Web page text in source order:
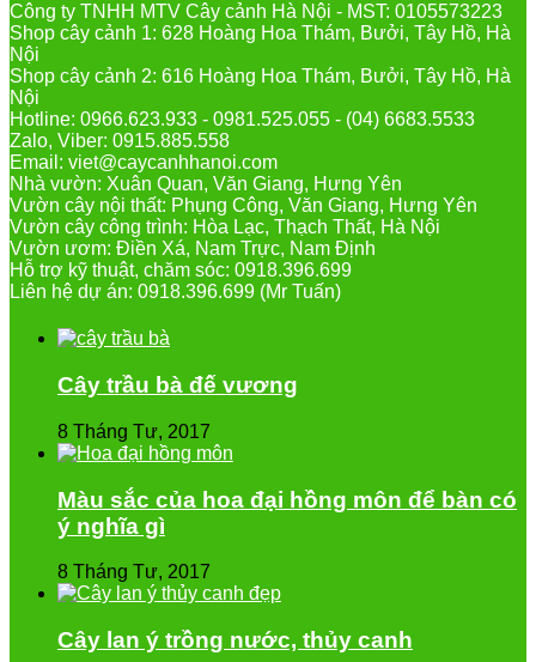
Công ty TNHH MTV Cây cảnh Hà Nội - MST: 0105573223
Shop cây cảnh 1: 628 Hoàng Hoa Thám, Bưởi, Tây Hồ, Hà
Nội
Shop cây cảnh 2: 616 Hoàng Hoa Thám, Bưởi, Tây Hồ, Hà
Nội
Hotline: 0966.623.933 - 0981.525.055 - (04) 6683.5533
Zalo, Viber: 0915.885.558
Email: viet@caycanhhanoi.com
Nhà vườn: Xuân Quan, Văn Giang, Hưng Yên
Vườn cây nội thất: Phụng Công, Văn Giang, Hưng Yên
Vườn cây công trình: Hòa Lạc, Thạch Thất, Hà Nội
Vườn ươm: Điền Xá, Nam Trực, Nam Định
Hỗ trợ kỹ thuật, chăm sóc: 0918.396.699
Liên hệ dự án: 0918.396.699 (Mr Tuấn)
Cây trầu bà đế vương
8 Tháng Tư, 2017
Màu sắc của hoa đại hồng môn để bàn có
ý nghĩa gì
8 Tháng Tư, 2017
Cây lan ý trồng nước, thủy canh